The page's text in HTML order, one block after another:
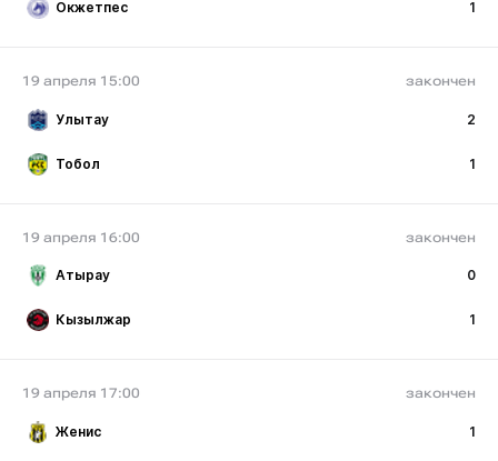
Окжетпес 1
19 апреля 15:00 закончен
Улытау 2
Тобол 1
19 апреля 16:00 закончен
Атырау 0
Кызылжар 1
19 апреля 17:00 закончен
Женис 1